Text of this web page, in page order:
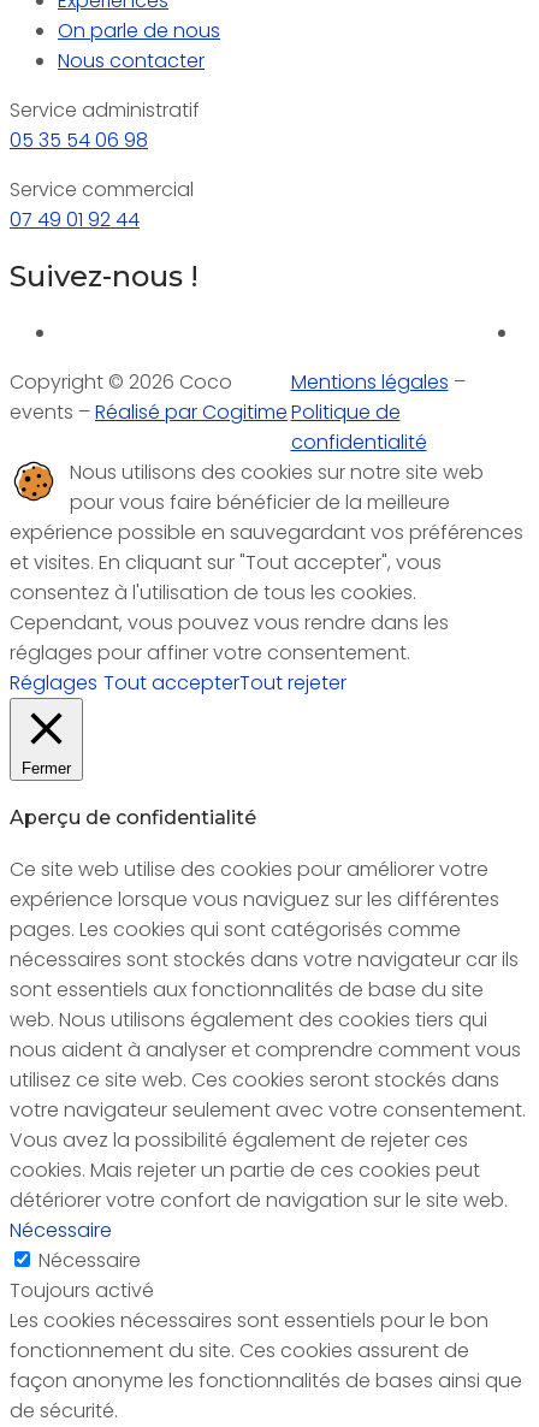
On parle de nous
Nous contacter
Service administratif
05 35 54 06 98
Service commercial
07 49 01 92 44
Suivez-nous !
Copyright © 2026 Coco
events –Réalisé par Cogitime
Mentions légales –
Politique de
confidentialité
Nous utilisons des cookies sur notre site web
pour vous faire bénéficier de la meilleure
expérience possible en sauvegardant vos préférences
et visites. En cliquant sur "Tout accepter", vous
consentez à l'utilisation de tous les cookies.
Cependant, vous pouvez vous rendre dans les
réglages pour affiner votre consentement.
Réglages Tout accepterTout rejeter
Fermer
Aperçu de confidentialité
Ce site web utilise des cookies pour améliorer votre
expérience lorsque vous naviguez sur les différentes
pages. Les cookies qui sont catégorisés comme
nécessaires sont stockés dans votre navigateur car ils
sont essentiels aux fonctionnalités de base du site
web. Nous utilisons également des cookies tiers qui
nous aident à analyser et comprendre comment vous
utilisez ce site web. Ces cookies seront stockés dans
votre navigateur seulement avec votre consentement.
Vous avez la possibilité également de rejeter ces
cookies. Mais rejeter un partie de ces cookies peut
détériorer votre confort de navigation sur le site web.
Nécessaire
Nécessaire
Toujours activé
Les cookies nécessaires sont essentiels pour le bon
fonctionnement du site. Ces cookies assurent de
façon anonyme les fonctionnalités de bases ainsi que
de sécurité.